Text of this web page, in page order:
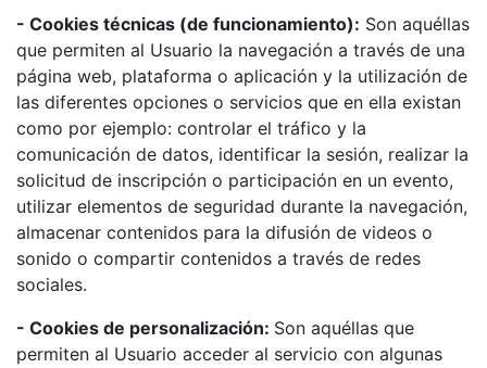
- Cookies técnicas (de funcionamiento): Son aquéllas
que permiten al Usuario la navegación a través de una
página web, plataforma o aplicación y la utilización de
las diferentes opciones o servicios que en ella existan
como por ejemplo: controlar el tráfico y la
comunicación de datos, identificar la sesión, realizar la
solicitud de inscripción o participación en un evento,
utilizar elementos de seguridad durante la navegación,
almacenar contenidos para la difusión de videos o
sonido o compartir contenidos a través de redes
sociales.
- Cookies de personalización: Son aquéllas que
permiten al Usuario acceder al servicio con algunas